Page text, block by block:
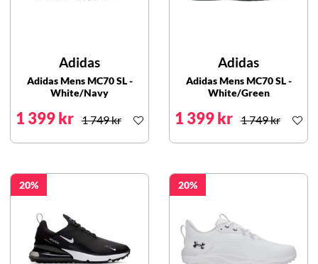
Adidas
Adidas Mens MC70 SL -
White/Navy
1 399 kr 1 749 kr
Adidas
Adidas Mens MC70 SL -
White/Green
1 399 kr 1 749 kr
20 20